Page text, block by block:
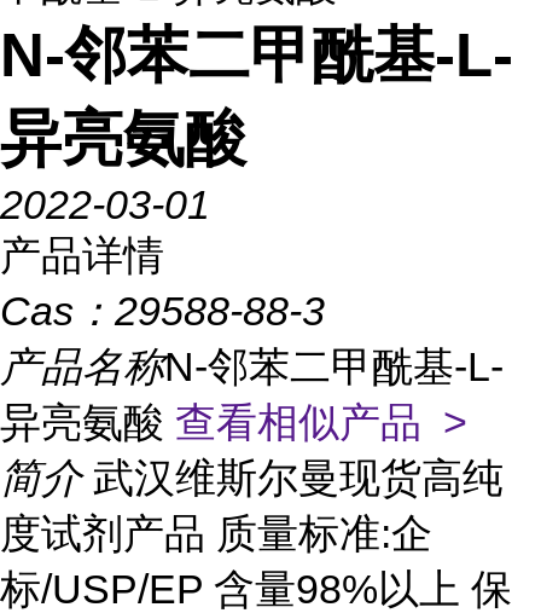
N-邻苯二甲酰基-L-
异亮氨酸
2022-03-01
产品详情
Cas： 29588-88-3
产品名称N-邻苯二甲酰基-L-
异亮氨酸 查看相似产品 >
简介 武汉维斯尔曼现货高纯
度试剂产品 质量标准:企
标/USP/EP 含量98%以上 保